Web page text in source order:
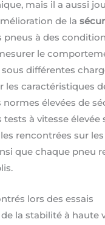
mais il a aussi
de la
à des
le
différentes
les caractéristiques
normes élevées de
tests à vitesse
rencontrées sur
que chaque pneu
lors des essais
la stabilité à haute